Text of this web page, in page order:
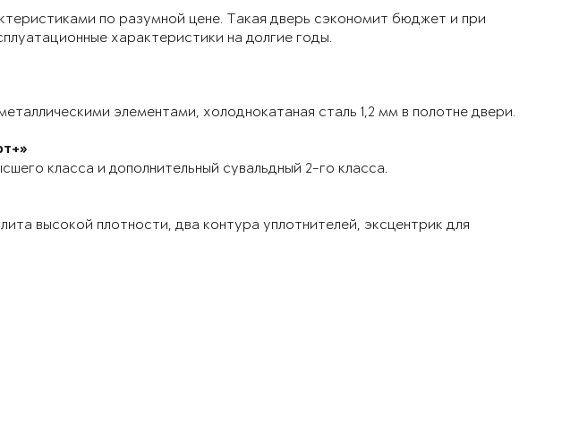
по разумной цене. Такая дверь сэкономит бюджет и при
характеристики на долгие годы.
элементами, холоднокатаная сталь 1,2 мм в полотне двери.
класса и дополнительный сувальдный 2-го класса.
высокой плотности, два контура уплотнителей, эксцентрик для